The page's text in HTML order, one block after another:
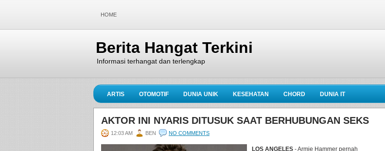
HOME
Berita Hangat Terkini
Informasi terhangat dan terlengkap
ARTIS OTOMOTIF DUNIA UNIK KESEHATAN CHORD DUNIA IT
AKTOR INI NYARIS DITUSUK SAAT BERHUBUNGAN SEKS
12:03 AM BEN NO COMMENTS
LOS ANGELES - Armie Hammer pernah